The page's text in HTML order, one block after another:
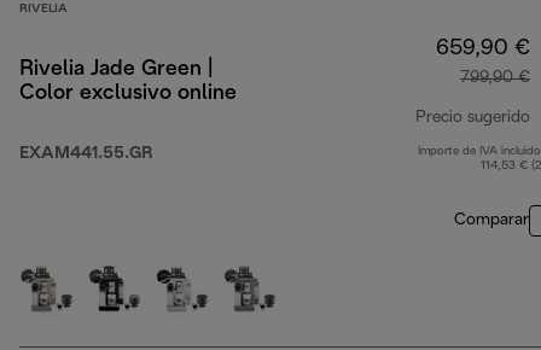
RIVELIA
Rivelia Jade Green |
Color exclusivo online
EXAM441.55.GR
659,90 €
799,90 €
Precio sugerido
Importe de IVA
114,53 €
Comparar